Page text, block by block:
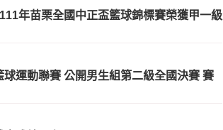
年苗栗全國中正盃籃球錦標賽榮獲甲一級
運動聯賽 公開男生組第二級全國決賽 賽